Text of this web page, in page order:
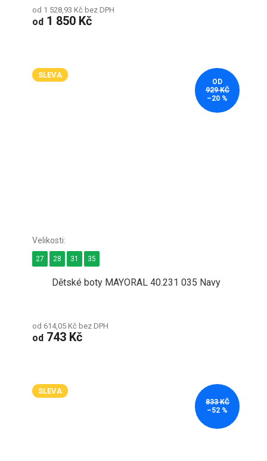
od 1 528,93 Kč bez DPH
od 1 850 Kč
SLEVA
OD
929 KČ
–20 %
Dětské boty MAYORAL 40.231 035 Navy
od 614,05 Kč bez DPH
od 743 Kč
27 28 31 35
SLEVA
833 KČ
–52 %